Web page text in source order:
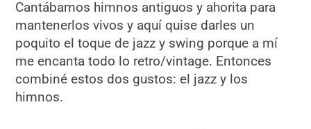
Cantábamos himnos antiguos y ahorita para
mantenerlos vivos y aquí quise darles un
poquito el toque de jazz y swing porque a mí
me encanta todo lo retro/vintage. Entonces
combiné estos dos gustos: el jazz y los
himnos.